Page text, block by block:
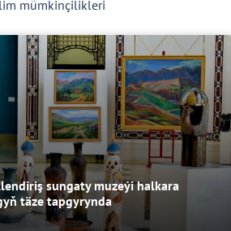
mümkinçilikleri
sungaty muzeýi halkara
täze tapgyrynda